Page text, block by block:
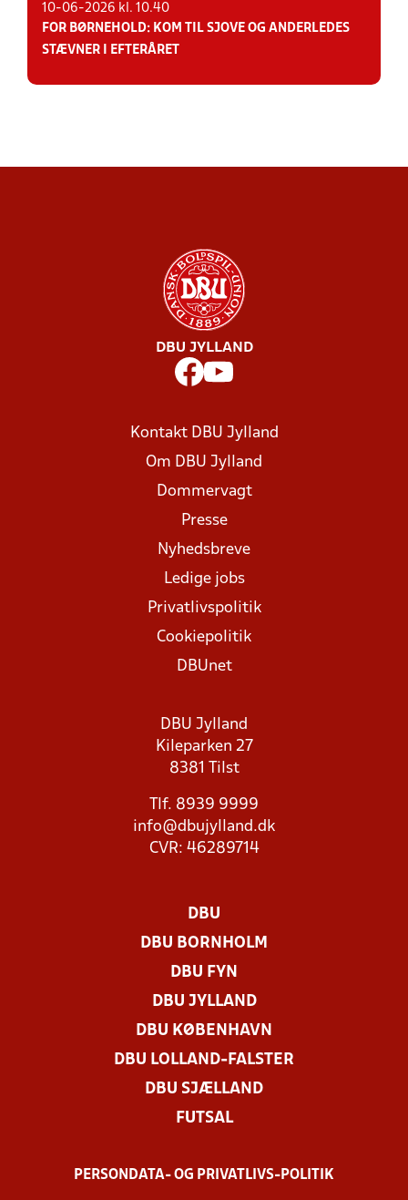
10-06-2026 kl. 10.40
FOR BØRNEHOLD: KOM TIL SJOVE OG ANDERLEDES
STÆVNER I EFTERÅRET
DBU JYLLAND
Kontakt DBU Jylland
Om DBU Jylland
Dommervagt
Presse
Nyhedsbreve
Ledige jobs
Privatlivspolitik
Cookiepolitik
DBUnet
DBU Jylland
Kileparken 27
8381 Tilst
Tlf. 8939 9999
info@dbujylland.dk
CVR: 46289714
DBU
DBU BORNHOLM
DBU FYN
DBU JYLLAND
DBU KØBENHAVN
DBU LOLLAND-FALSTER
DBU SJÆLLAND
FUTSAL
PERSONDATA- OG PRIVATLIVS-POLITIK